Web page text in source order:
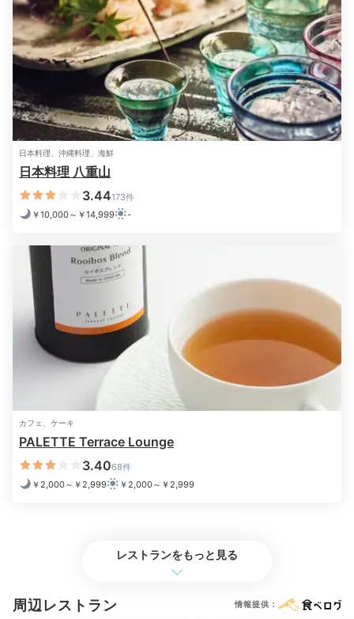
2日目
Morning
07:30
海に癒される
心整う、朝じかん
朝は紫外線も優しく、暑すぎないので少し早起きして
「マエサトビーチ」を散歩するのもいいですね。インド
アプールは朝の7時からオープンしているので、少し泳
いで朝食に備えるのも◎
早起きが楽しみになる
日本料理、沖縄料理、海鮮
日本料理 八重山
3.44173件
￥10,000～￥14,999
-
カフェ、ケーキ
PALETTE Terrace Lounge
3.4068件
￥2,000～￥2,999
￥2,000～￥2,999
レストランをもっと見る
周辺レストラン 情報提供：